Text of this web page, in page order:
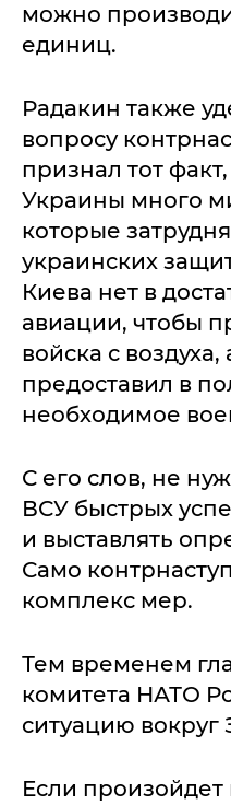
можно
единиц.
Радакин также
вопросу
признал тот
Украины много
которые
украинских
Киева нет в
авиации, чтобы
войска с
предоставил в
необходимое
С его слов, не
ВСУ быстрых
и выставлять
Само
комплекс мер.
Тем временем
комитета НАТО
ситуацию
Если произойдет